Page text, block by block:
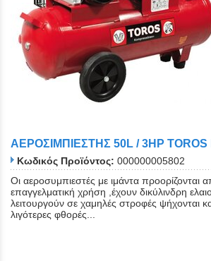
ΑΕΡΟΣΙΜΠΙΕΣΤΗΣ 50L / 3HP
Κωδικός Προϊόντος: 000000005802
Οι αεροσυμπιεστές με ιμάντα προορίζονται
επαγγελματική χρήση ,έχουν δικύλινδρη
λειτουργούν σε χαμηλές στροφές ψήχονται
λιγότερες φθορές...